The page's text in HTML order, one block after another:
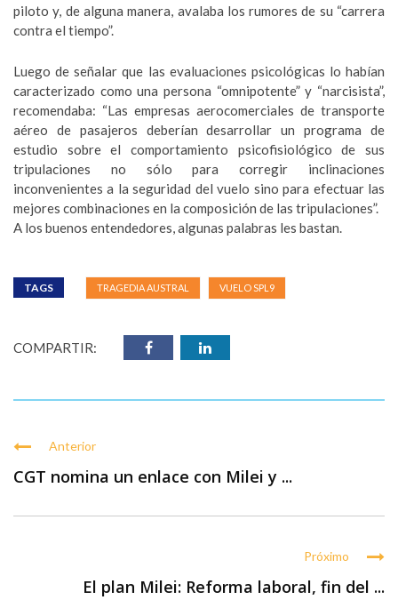
piloto y, de alguna manera, avalaba los rumores de su “carrera
contra el tiempo”.
Luego de señalar que las evaluaciones psicológicas lo habían
caracterizado como una persona “omnipotente” y “narcisista”,
recomendaba: “Las empresas aerocomerciales de transporte
aéreo de pasajeros deberían desarrollar un programa de
estudio sobre el comportamiento psicofisiológico de sus
tripulaciones no sólo para corregir inclinaciones
inconvenientes a la seguridad del vuelo sino para efectuar las
mejores combinaciones en la composición de las tripulaciones”.
A los buenos entendedores, algunas palabras les bastan.
TAGS TRAGEDIA AUSTRAL VUELO SPL9
COMPARTIR:
Anterior
CGT nomina un enlace con Milei y ...
Próximo
El plan Milei: Reforma laboral, fin del ...